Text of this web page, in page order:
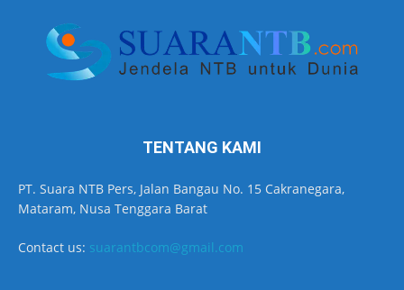
TENTANG KAMI
PT. Suara NTB Pers, Jalan Bangau No. 15 Cakranegara,
Mataram, Nusa Tenggara Barat
Contact us: suarantbcom@gmail.com